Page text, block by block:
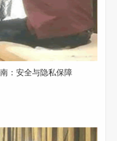
：安全与隐私保障